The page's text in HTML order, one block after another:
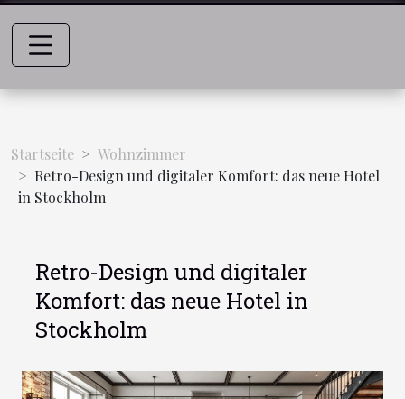
Startseite
Wohnzimmer
Retro-Design und digitaler Komfort: das neue Hotel
in Stockholm
Retro-Design und digitaler
Komfort: das neue Hotel in
Stockholm